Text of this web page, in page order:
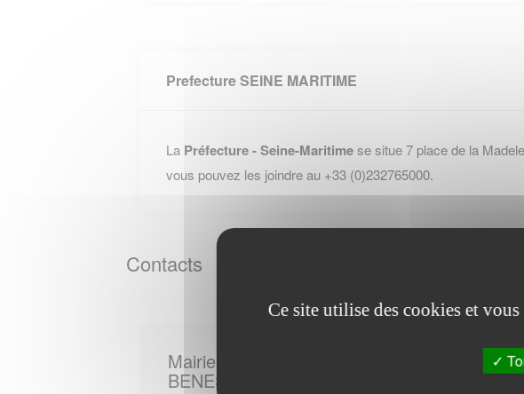
Prefecture SEINE MARITIME
La Préfecture - Seine-Maritimese situe 7 place de la
vous pouvez les joindre au +33 (0)232765000.
Contacts
Mairie de
BENESVILLE
Ce site utilise des cookies et